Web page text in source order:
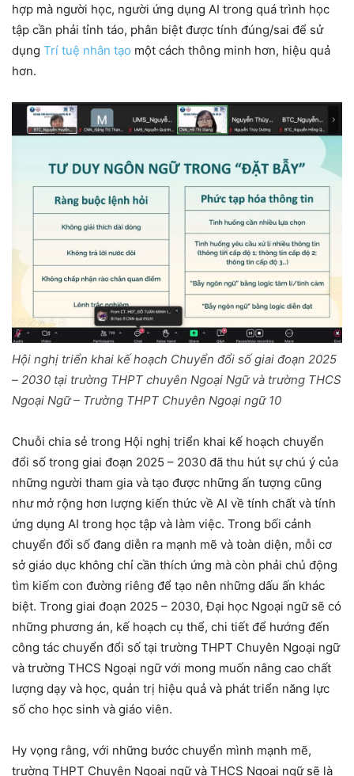
hợp mà người học, người ứng dụng AI trong quá trình học
tập cần phải tỉnh táo, phân biệt được tính đúng/sai để sử
dụng Trí tuệ nhân tạo một cách thông minh hơn, hiệu quả
hơn.
Hội nghị triển khai kế hoạch Chuyển đổi số giai đoạn 2025
– 2030 tại trường THPT chuyên Ngoại Ngữ và trường THCS
Ngoại Ngữ – Trường THPT Chuyên Ngoại ngữ 10
Chuỗi chia sẻ trong Hội nghị triển khai kế hoạch chuyển
đổi số trong giai đoạn 2025 – 2030 đã thu hút sự chú ý của
những người tham gia và tạo được những ấn tượng cũng
như mở rộng hơn lượng kiến thức về AI về tính chất và tính
ứng dụng AI trong học tập và làm việc. Trong bối cảnh
chuyển đổi số đang diễn ra mạnh mẽ và toàn diện, mỗi cơ
sở giáo dục không chỉ cần thích ứng mà còn phải chủ động
tìm kiếm con đường riêng để tạo nên những dấu ấn khác
biệt. Trong giai đoạn 2025 – 2030, Đại học Ngoại ngữ sẽ có
những phương án, kế hoạch cụ thể, chi tiết để hướng đến
công tác chuyển đổi số tại trường THPT Chuyên Ngoại ngữ
và trường THCS Ngoại ngữ với mong muốn nâng cao chất
lượng dạy và học, quản trị hiệu quả và phát triển năng lực
số cho học sinh và giáo viên.
Hy vọng rằng, với những bước chuyển mình mạnh mẽ,
trường THPT Chuyên Ngoại ngữ và THCS Ngoại ngữ sẽ là